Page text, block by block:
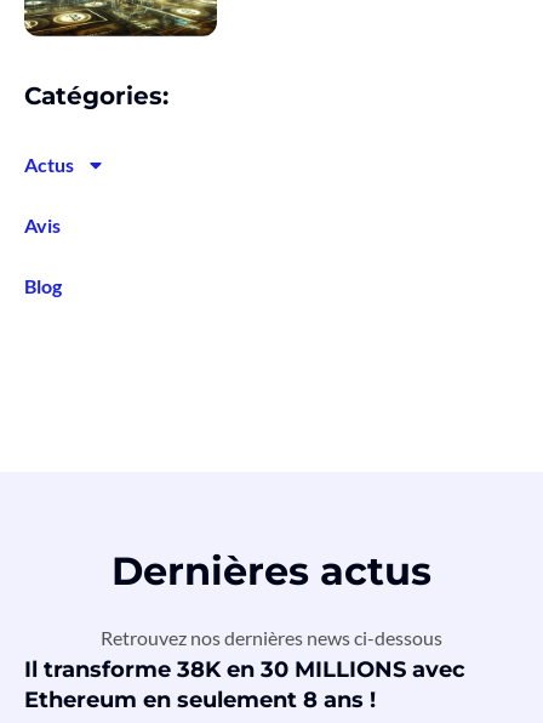
Catégories:
Actus
Avis
Blog
Dernières actus
Retrouvez nos dernières news ci-dessous
Il transforme 38K en 30 MILLIONS avec
Ethereum en seulement 8 ans !